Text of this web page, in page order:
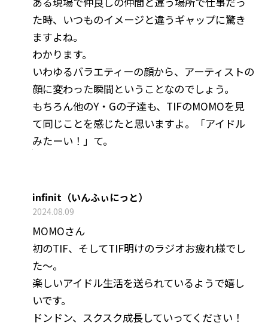
た時、いつものイメージと違うギャップに驚き
ますよね。
わかります。
いわゆるバラエティーの顔から、アーティストの
顔に変わった瞬間ということなのでしょう。
もちろん他のY・Gの子達も、TIFのMOMOを見
て同じことを感じたと思いますよ。「アイドル
みたーい！」て。
infinit（いんふぃにっと）
2024.08.09
MOMOさん
初のTIF、そしてTIF明けのラジオお疲れ様でし
た〜。
楽しいアイドル生活を送られているようで嬉し
いです。
ドンドン、スクスク成長していってください！